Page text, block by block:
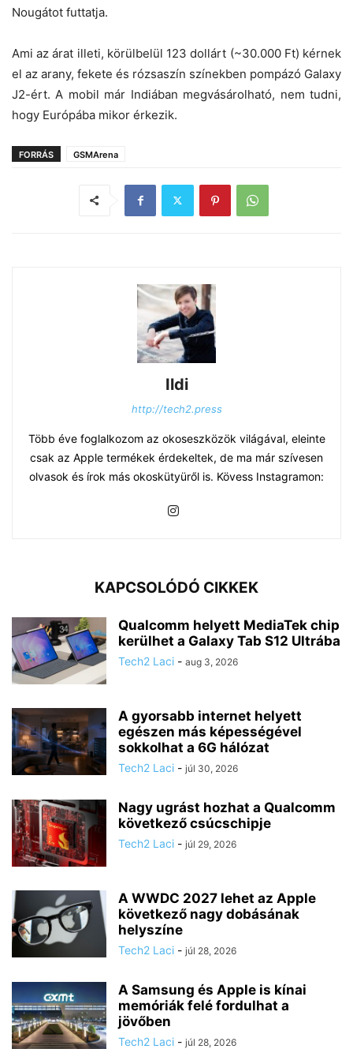
Nougátot futtatja.
Ami az árat illeti, körülbelül 123 dollárt (~30.000 Ft) kérnek
el az arany, fekete és rózsaszín színekben pompázó Galaxy
J2-ért. A mobil már Indiában megvásárolható, nem tudni,
hogy Európába mikor érkezik.
FORRÁS GSMArena
Ildi
http://tech2.press
Több éve foglalkozom az okoseszközök világával, eleinte
csak az Apple termékek érdekeltek, de ma már szívesen
olvasok és írok más okoskütyüről is. Kövess Instagramon:
KAPCSOLÓDÓ CIKKEK
Qualcomm helyett MediaTek chip
kerülhet a Galaxy Tab S12 Ultrába
Tech2 Laci - aug 3, 2026
A gyorsabb internet helyett
egészen más képességével
sokkolhat a 6G hálózat
Tech2 Laci - júl 30, 2026
Nagy ugrást hozhat a Qualcomm
következő csúcschipje
Tech2 Laci - júl 29, 2026
A WWDC 2027 lehet az Apple
következő nagy dobásának
helyszíne
Tech2 Laci - júl 28, 2026
A Samsung és Apple is kínai
memóriák felé fordulhat a
jövőben
Tech2 Laci - júl 28, 2026